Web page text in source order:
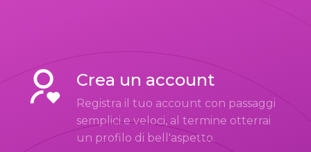
Crea un account
Registra il tuo account con passaggi
semplici e veloci, al termine otterrai
un profilo di bell'aspetto.